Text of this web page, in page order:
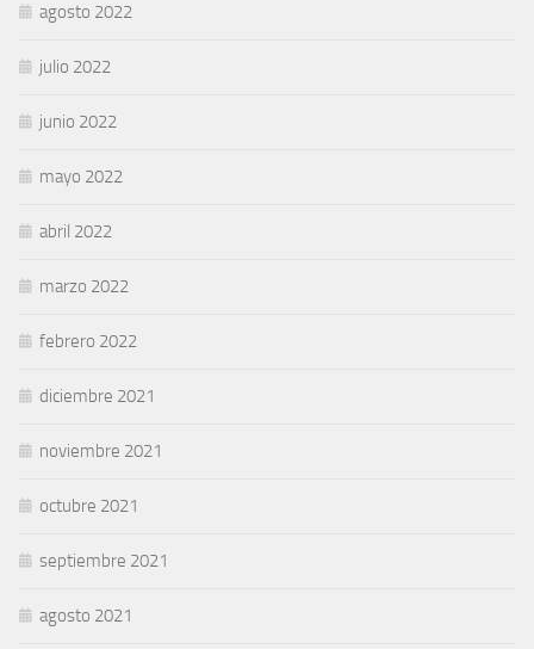
agosto 2022
julio 2022
junio 2022
mayo 2022
abril 2022
marzo 2022
febrero 2022
diciembre 2021
noviembre 2021
octubre 2021
septiembre 2021
agosto 2021